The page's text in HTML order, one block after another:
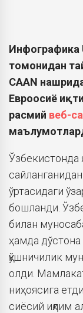
Инфографика
томонидан
CAAN
Евроосиё
расмий веб-
ўртасидаги
бошланди.
билан
ҳамда
қўшничилик
олди.
ниҳоясига
сиёсий иқлим